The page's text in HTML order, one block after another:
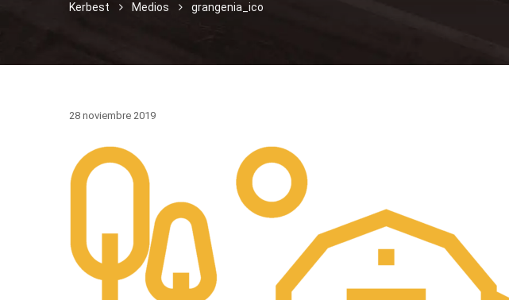
Kerbest Medios grangenia_ico
28 noviembre 2019